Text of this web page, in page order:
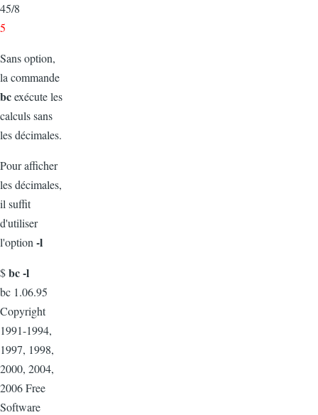
45/8
5
Sans option,
la commande
bcexécute les
calculs sans
les décimales.
Pour afficher
les décimales,
il suffit
d'utiliser
l'option -l
$bc -l
bc 1.06.95
Copyright
1991-1994,
1997, 1998,
2000, 2004,
2006 Free
Software